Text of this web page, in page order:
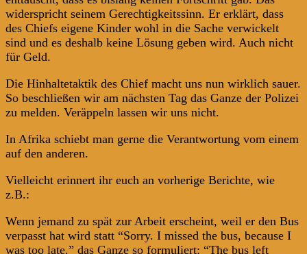
widerspricht seinem Gerechtigkeitssinn. Er erklärt, dass
des Chiefs eigene Kinder wohl in die Sache verwickelt
sind und es deshalb keine Lösung geben wird. Auch nicht
für Geld.
Die Hinhaltetaktik des Chief macht uns nun wirklich sauer.
So beschließen wir am nächsten Tag das Ganze der Polizei
zu melden. Veräppeln lassen wir uns nicht.
In Afrika schiebt man gerne die Verantwortung vom einem
auf den anderen.
Vielleicht erinnert ihr euch an vorherige Berichte, wie
z.B.:
Wenn jemand zu spät zur Arbeit erscheint, weil er den Bus
verpasst hat wird statt “Sorry. I missed the bus, because I
was too late.” das Ganze so formuliert: “The bus left